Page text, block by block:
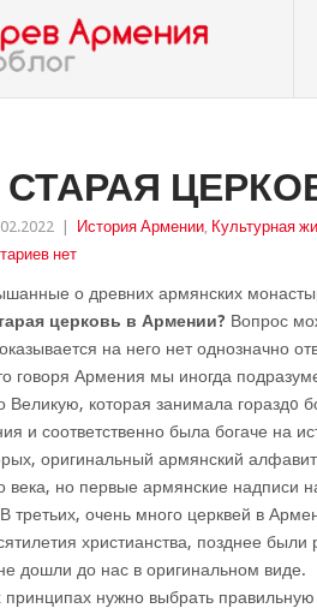
История Армении, Культурная
нет
о древних армянских
церковь в Армении? Вопрос
на него нет однозначно
говоря Армения мы иногда
Великую, которая занимала гораздo
и соответственно была богаче на
оригинальный армянский
века, но первые армянские надписи
третьих, очень много церквей в
христианства, позднее
дошли до нас в оригинальном виде.
принципах нужно выбрать